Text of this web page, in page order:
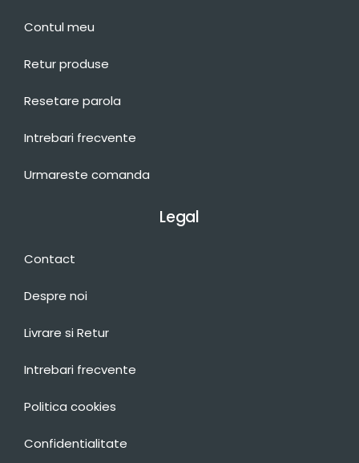
Contul meu
Retur produse
Resetare parola
Intrebari frecvente
Urmareste comanda
Legal
Contact
Despre noi
Livrare si Retur
Intrebari frecvente
Politica cookies
Confidentialitate